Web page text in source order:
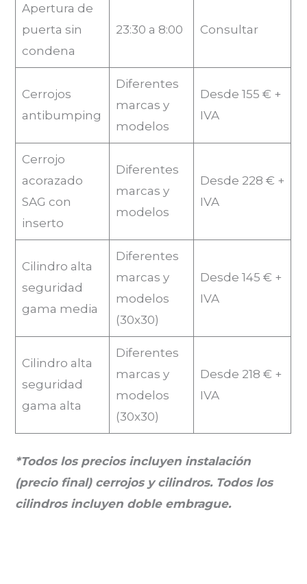
Apertura de
puerta sin
condena
23:30 a 8:00 Consultar
Cerrojos
antibumping
Diferentes
marcas y
modelos
Desde 155 € +
IVA
Cerrojo
acorazado
SAG con
inserto
Diferentes
marcas y
modelos
Desde 228 € +
IVA
Cilindro alta
seguridad
gama media
Diferentes
marcas y
modelos
(30x30)
Desde 145 € +
IVA
Cilindro alta
seguridad
gama alta
Diferentes
marcas y
modelos
(30x30)
Desde 218 € +
IVA
*Todos los precios incluyen instalación
(precio final) cerrojos y cilindros. Todos los
cilindros incluyen doble embrague.